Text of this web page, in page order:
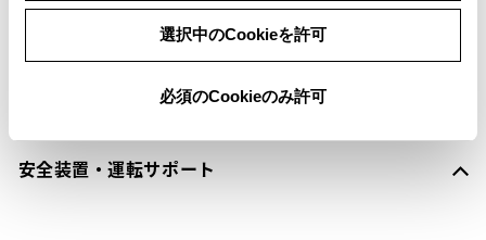
選択中のCookieを許可
必須のCookieのみ許可
※ セットアップ費用は別途申し受けます
安全装置・運転サポート